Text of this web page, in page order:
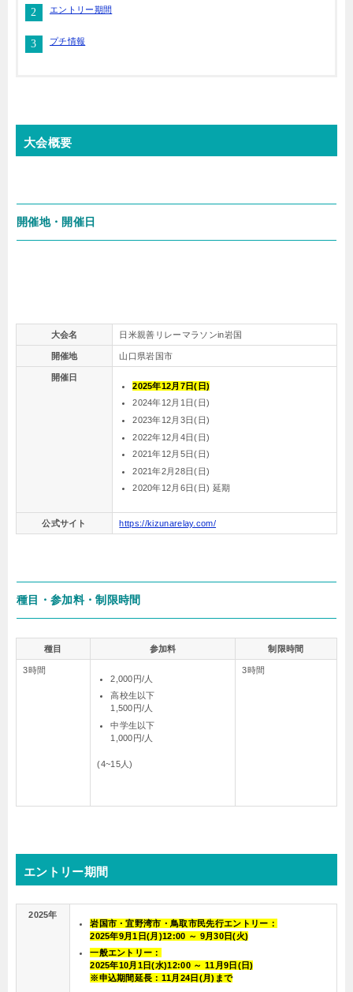
エントリー期間
プチ情報
大会概要
開催地・開催日
大会名 日米親善リレーマラソンin岩国
開催地 山口県岩国市
開催日
2025年12月7日(日)
2024年12月1日(日)
2023年12月3日(日)
2022年12月4日(日)
2021年12月5日(日)
2021年2月28日(日)
2020年12月6日(日) 延期
公式サイト https://kizunarelay.com/
種目・参加料・制限時間
種目 参加料 制限時間
3時間
2,000円/人
高校生以下
1,500円/人
中学生以下
1,000円/人
(4~15人)
3時間
エントリー期間
2025年
岩国市・宜野湾市・鳥取市民先行エントリー：
2025年9月1日(月)12:00 ～ 9月30日(火)
一般エントリー：
2025年10月1日(水)12:00 ～ 11月9日(日)
※申込期間延長：11月24日(月)まで